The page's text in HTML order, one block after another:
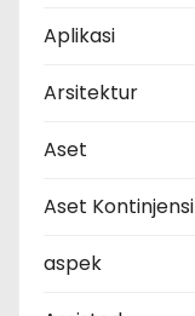
Aplikasi
Arsitektur
Aset
Aset Kontinjensi
aspek